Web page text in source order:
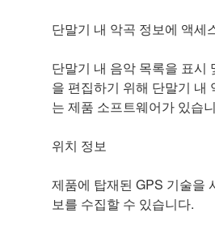
단말기 내 악곡 정보에 액세
단말기 내 음악 목록을 표시
을 편집하기 위해 단말기 내
는 제품 소프트웨어가 있습
위치 정보
제품에 탑재된 GPS 기술을
보를 수집할 수 있습니다.